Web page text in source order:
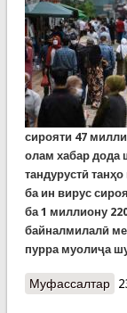
сирояти 47
олам хабар дода
тандурустӣ
ба ин вирус
ба 1 миллиону
байналмилалӣ
пурра муолиҷа
Муфассалтаро